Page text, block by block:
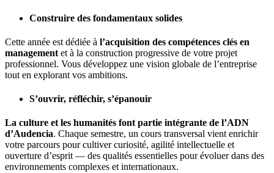
Construire des fondamentaux solides
Cette année est dédiée à l’acquisition des compétences clés en
management et à la construction progressive de votre projet
professionnel. Vous développez une vision globale de l’entreprise
tout en explorant vos ambitions.
S’ouvrir, réfléchir, s’épanouir
La culture et les humanités font partie intégrante de l’ADN
d’Audencia. Chaque semestre, un cours transversal vient enrichir
votre parcours pour cultiver curiosité, agilité intellectuelle et
ouverture d’esprit — des qualités essentielles pour évoluer dans des
environnements complexes et internationaux.